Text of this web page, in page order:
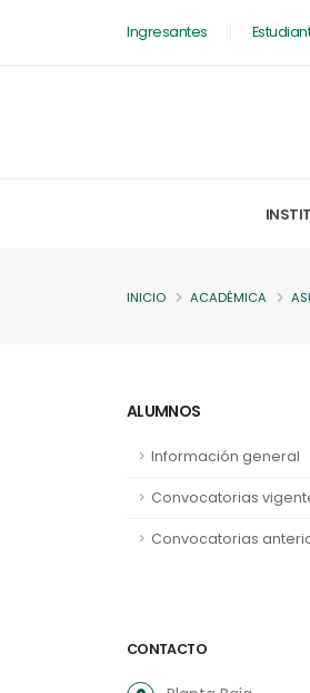
Ingresantes
INICIO ACADÉMICA
ALUMNOS
Información general
Convocatorias
Convocatorias
CONTACTO